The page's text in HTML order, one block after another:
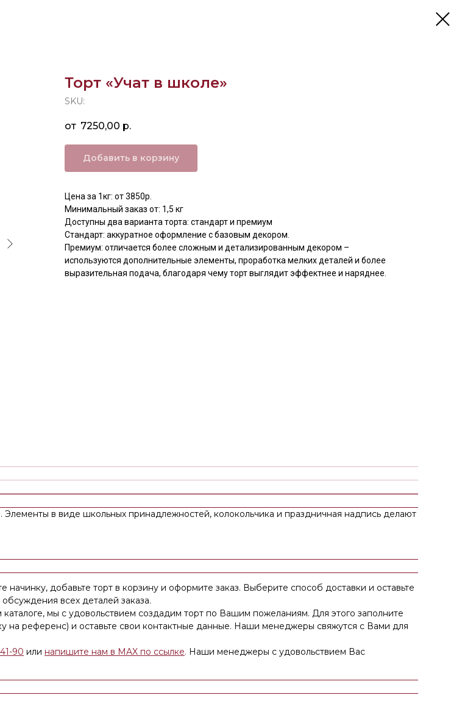
Торт «Учат в школе»
SKU:
7250,00 р.
Добавить в корзину
Цена за 1кг: от 3850р.
Минимальный заказ от: 1,5 кг
Доступны два варианта торта: стандарт и премиум
Стандарт: аккуратное оформление с базовым декором.
Премиум: отличается более сложным и детализированным декором –
используются дополнительные элементы, проработка мелких деталей и более
выразительная подача, благодаря чему торт выглядит эффектнее и наряднее.
в виде школьных принадлежностей, колокольчика и праздничная надпись делают
добавьте торт в корзину и оформите заказ. Выберите способ доставки и оставьте
всех деталей заказа.
мы с удовольствием создадим торт по Вашим пожеланиям. Для этого заполните
на референс) и оставьте свои контактные данные. Наши менеджеры свяжутся с Вами для
90 или напишите нам в MAX по ссылке. Наши менеджеры с удовольствием Вас